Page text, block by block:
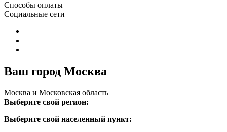
Способы оплаты
Социальные сети
Ваш город Москва
Москва и Московская область
Выберите свой регион:
Выберите свой населенный пункт: